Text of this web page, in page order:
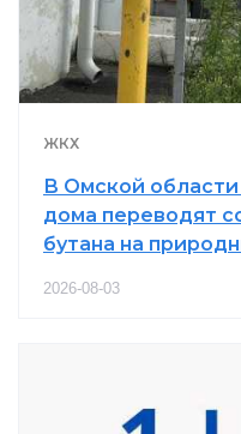
ЖКХ
В Омской
дома переводят
бутана на
2026-08-03